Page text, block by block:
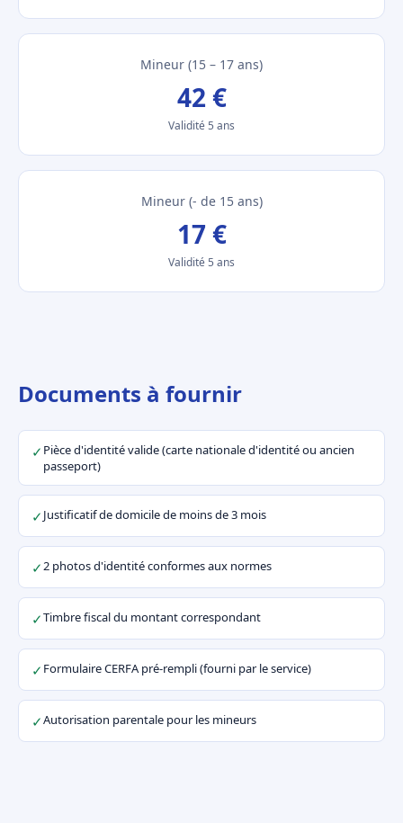
Mineur (15 – 17 ans)
42 €
Validité 5 ans
Mineur (- de 15 ans)
17 €
Validité 5 ans
Documents à fournir
✓ Pièce d'identité valide (carte nationale d'identité ou ancien
passeport)
✓Justificatif de domicile de moins de 3 mois
✓2 photos d'identité conformes aux normes
✓Timbre fiscal du montant correspondant
✓ Formulaire CERFA pré-rempli (fourni par le service)
✓Autorisation parentale pour les mineurs